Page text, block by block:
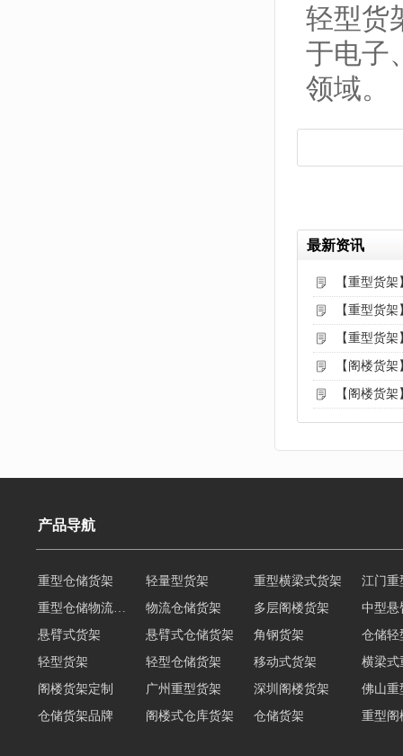
轻型货
于电子
领域。
最新资讯
【重型货
【重型货
【重型货
【阁楼货
【阁楼货
产品导航
重型仓储货架 轻量型货架 重型横梁式货架
江门重
重型仓储物流货架
物流仓储货架 多层阁楼货架
中型悬
悬臂式货架
悬臂式仓储货架 角钢货架
仓储轻
轻型货架
轻型仓储货架 移动式货架
横梁式
阁楼货架定制
广州重型货架 深圳阁楼货架
佛山重
仓储货架品牌
阁楼式仓库货架 仓储货架
重型阁